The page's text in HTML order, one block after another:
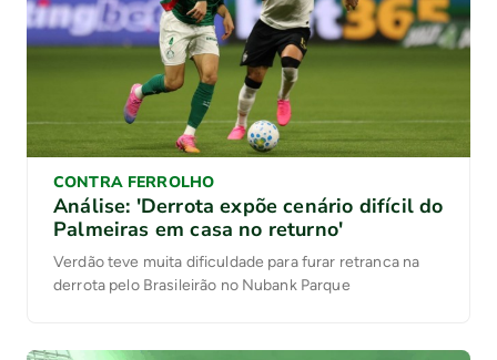
CONTRA FERROLHO
Análise: 'Derrota expõe cenário difícil do
Palmeiras em casa no returno'
Verdão teve muita dificuldade para furar retranca na
derrota pelo Brasileirão no Nubank Parque